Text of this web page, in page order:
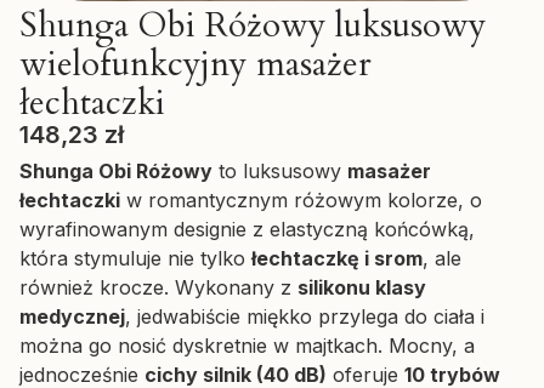
Shunga Obi Różowy luksusowy
wielofunkcyjny masażer
łechtaczki
Cena
148,23 zł
Shunga Obi Różowy to luksusowy masażer
łechtaczki w romantycznym różowym kolorze, o
wyrafinowanym designie z elastyczną końcówką,
która stymuluje nie tylkołechtaczkę i srom, ale
również krocze. Wykonany z silikonu klasy
medycznej, jedwabiście miękko przylega do ciała i
można go nosić dyskretnie w majtkach. Mocny, a
jednocześnie cichy silnik (40 dB) oferuje 10 trybów